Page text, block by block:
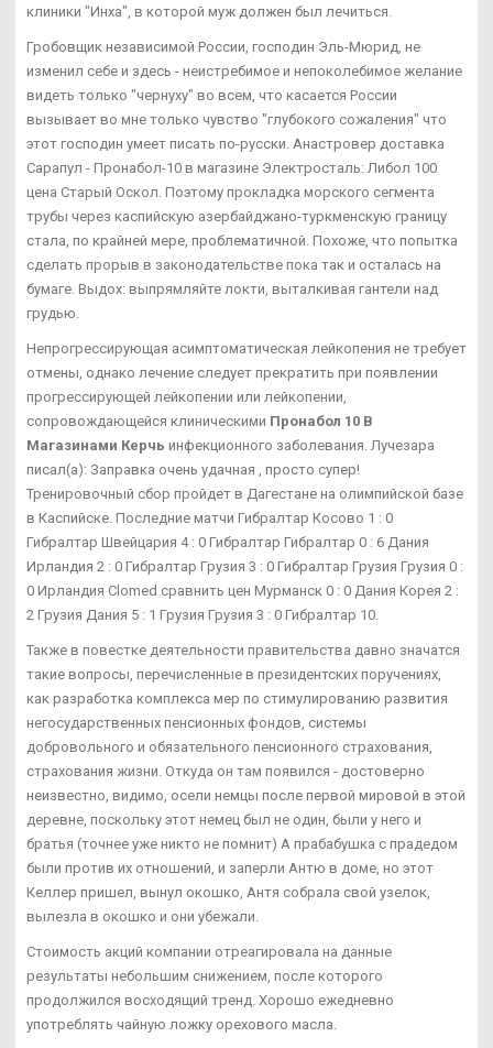
клиники "Инха", в которой муж должен был лечиться.
Гробовщик независимой России, господин Эль-Мюрид, не
изменил себе и здесь - неистребимое и непоколебимое желание
видеть только "чернуху" во всем, что касается России
вызывает во мне только чувство "глубокого сожаления" что
этот господин умеет писать по-русски. Анастровер доставка
Сарапул - Пронабол-10 в магазине Электросталь: Либол 100
цена Старый Оскол. Поэтому прокладка морского сегмента
трубы через каспийскую азербайджано-туркменскую границу
стала, по крайней мере, проблематичной. Похоже, что попытка
сделать прорыв в законодательстве пока так и осталась на
бумаге. Выдох: выпрямляйте локти, выталкивая гантели над
грудью.
Непрогрессирующая асимптоматическая лейкопения не требует
отмены, однако лечение следует прекратить при появлении
прогрессирующей лейкопении или лейкопении,
сопровождающейся клиническими Пронабол 10 В
Магазинами Керчь инфекционного заболевания. Лучезара
писал(а): Заправка очень удачная , просто супер!
Тренировочный сбор пройдет в Дагестане на олимпийской базе
в Каспийске. Последние матчи Гибралтар Косово 1 : 0
Гибралтар Швейцария 4 : 0 Гибралтар Гибралтар 0 : 6 Дания
Ирландия 2 : 0 Гибралтар Грузия 3 : 0 Гибралтар Грузия Грузия 0 :
0 Ирландия Clomed сравнить цен Мурманск 0 : 0 Дания Корея 2 :
2 Грузия Дания 5 : 1 Грузия Грузия 3 : 0 Гибралтар 10.
Также в повестке деятельности правительства давно значатся
такие вопросы, перечисленные в президентских поручениях,
как разработка комплекса мер по стимулированию развития
негосударственных пенсионных фондов, системы
добровольного и обязательного пенсионного страхования,
страхования жизни. Откуда он там появился - достоверно
неизвестно, видимо, осели немцы после первой мировой в этой
деревне, поскольку этот немец был не один, были у него и
братья (точнее уже никто не помнит) А прабабушка с прадедом
были против их отношений, и заперли Антю в доме, но этот
Келлер пришел, вынул окошко, Антя собрала свой узелок,
вылезла в окошко и они убежали.
Стоимость акций компании отреагировала на данные
результаты небольшим снижением, после которого
продолжился восходящий тренд. Хорошо ежедневно
употреблять чайную ложку орехового масла.